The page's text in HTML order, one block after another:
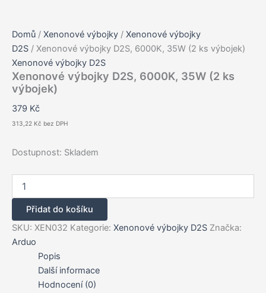
Domů / Xenonové výbojky / Xenonové výbojky
D2S / Xenonové výbojky D2S, 6000K, 35W (2 ks výbojek)
Xenonové výbojky D2S
Xenonové výbojky D2S, 6000K, 35W (2 ks
výbojek)
379 Kč
313,22 Kč bez DPH
Dostupnost: Skladem
výbojky
D2S,
6000K,
35W
(2
výbojek)
množství
Přidat do košíku
SKU: XEN032 Kategorie: Xenonové výbojky D2S Značka:
Arduo
Popis
Další informace
Hodnocení (0)